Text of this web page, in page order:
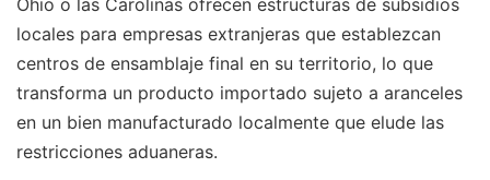
locales para empresas extranjeras que establezcan
centros de ensamblaje final en su territorio, lo que
transforma un producto importado sujeto a aranceles
en un bien manufacturado localmente que elude las
restricciones aduaneras.